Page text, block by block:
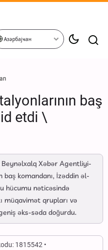
Азәрбајҹан
baş
etdi \
Xəbər Agentliyi-
baş komandanı, İzəddin əl-
hücumu nəticəsində
müqavimət qrupları və
əks-səda doğurdu.
1815542